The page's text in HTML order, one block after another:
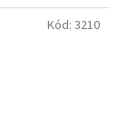
Kód: 3210